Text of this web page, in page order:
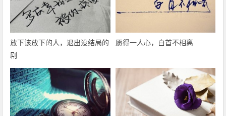
放下该放下的人，退出没结局的
剧
愿得一人心，白首不相离